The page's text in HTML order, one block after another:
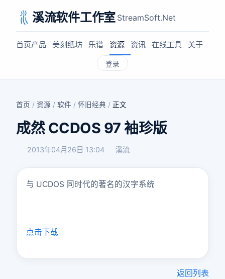
溪流软件工作室 StreamSoft.Net
首页产品 美刻纸坊 乐谱 资源 资讯 在线工具 关于
登录
首页 / 资源 / 软件 / 怀旧经典 / 正文
成然 CCDOS 97 袖珍版
2013年04月26日 13:04 溪流
与 UCDOS 同时代的著名的汉字系统
点击下载
返回列表